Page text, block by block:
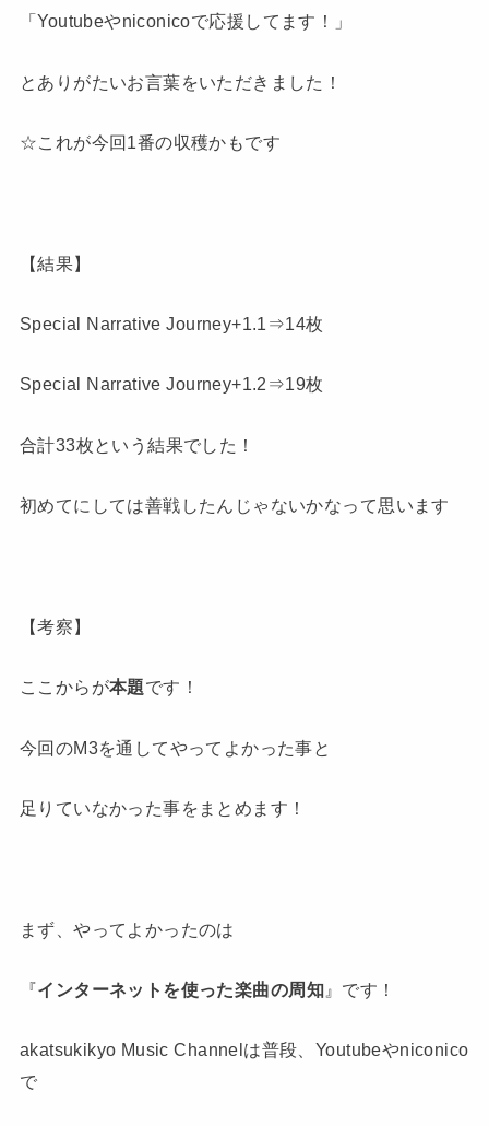
「Youtubeやniconicoで応援してます！」
とありがたいお言葉をいただきました！
☆これが今回1番の収穫かもです
【結果】
Special Narrative Journey+1.1⇒14枚
Special Narrative Journey+1.2⇒19枚
合計33枚という結果でした！
初めてにしては善戦したんじゃないかなって思います
【考察】
ここからが本題です！
今回のM3を通してやってよかった事と
足りていなかった事をまとめます！
まず、やってよかったのは
『インターネットを使った楽曲の周知』です！
akatsukikyo Music Channelは普段、Youtubeやniconico
で